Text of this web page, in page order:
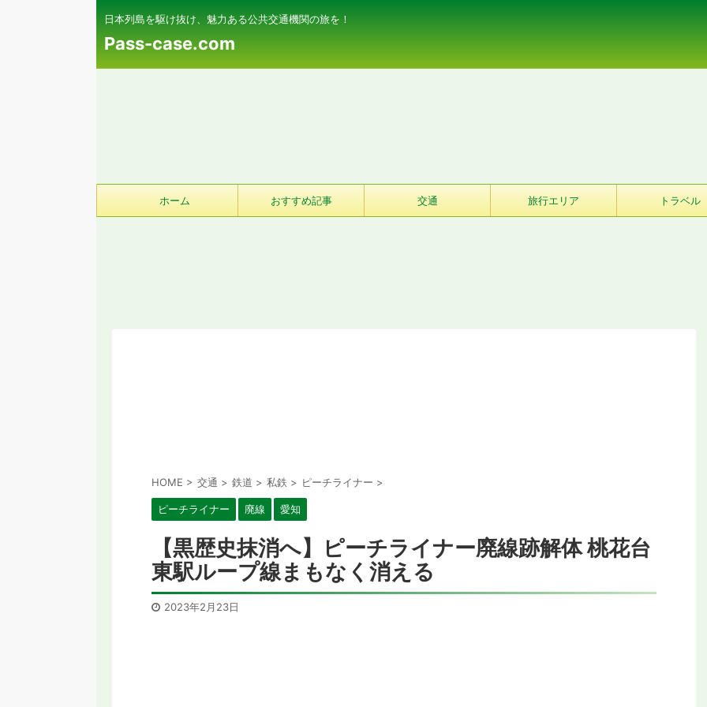
日本列島を駆け抜け、魅力ある公共交通機関の旅を！
Pass-case.com
ホーム おすすめ記事 交通 旅行エリア トラベル
HOME > 交通 > 鉄道 > 私鉄 > ピーチライナー >
ピーチライナー 廃線 愛知
【黒歴史抹消へ】ピーチライナー廃線跡解体 桃花台
東駅ループ線まもなく消える
2023年2月23日